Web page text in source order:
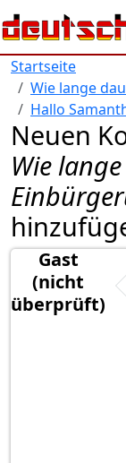
Direkt zum Inhalt
Startseite
Wie lange
Hallo
Neuen
Wie
Gast
(nicht
überprüft)